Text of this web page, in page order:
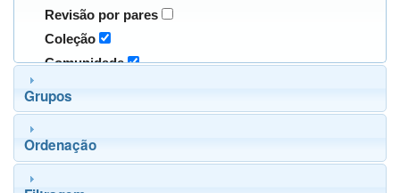
Revisão por pares
Coleção
Comunidade
Grupos
Ordenação